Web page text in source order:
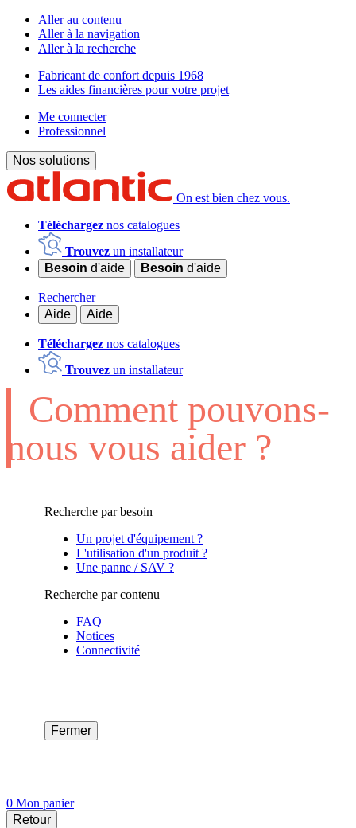
Aller au contenu
Aller à la navigation
Aller à la recherche
Fabricant de confort depuis 1968
Les aides financières pour votre projet
Me connecter
Professionnel
Nos solutions
On est bien chez vous.
Téléchargez nos catalogues
Trouvez un installateur
Besoin d'aide Besoin d'aide
Rechercher
Aide
Aide
Téléchargez nos catalogues
Trouvez un installateur
Comment pouvons-
nous vous aider ?
Recherche par besoin
Un projet d'équipement ?
L'utilisation d'un produit ?
Une panne / SAV ?
Recherche par contenu
FAQ
Notices
Connectivité
Fermer
0 Mon panier
Retour